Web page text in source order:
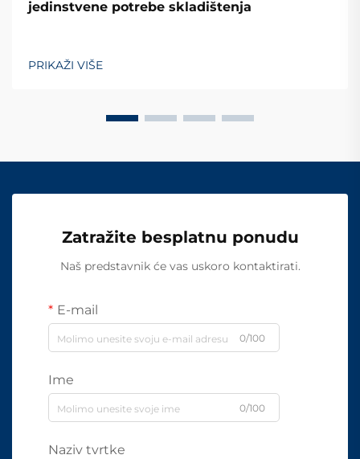
jedinstvene potrebe skladištenja
PRIKAŽI VIŠE
Zatražite besplatnu ponudu
Naš predstavnik će vas uskoro kontaktirati.
E-mail
0/100
Ime
0/100
Naziv tvrtke